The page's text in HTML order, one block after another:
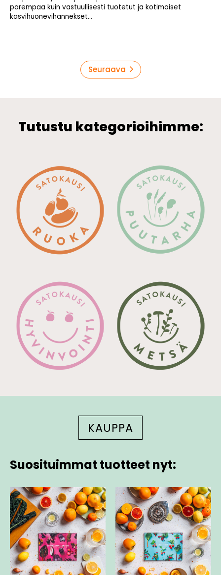
parempaa kuin vastuullisesti tuotetut ja kotimaiset
kasvihuonevihannekset...
Seuraava
Tutustu kategorioihimme:
KAUPPA
Suosituimmat tuotteet nyt: